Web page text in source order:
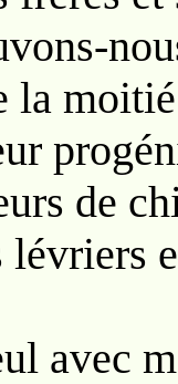
de
lévriers
avec